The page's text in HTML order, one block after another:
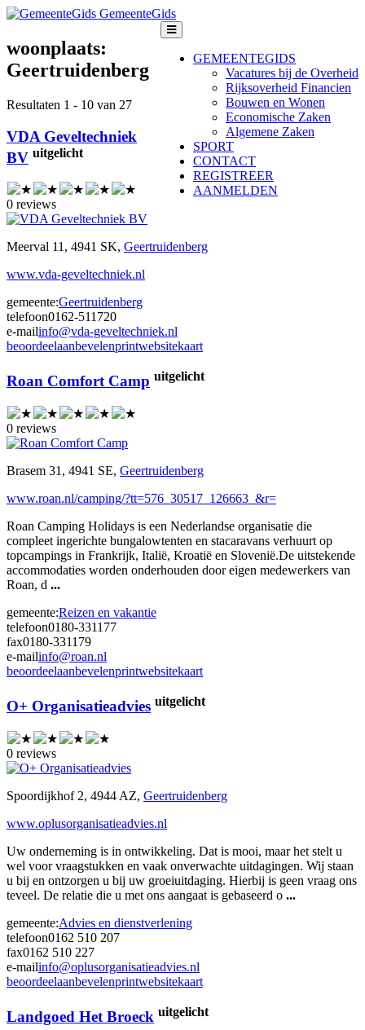
GemeenteGids
GEMEENTEGIDS
Vacatures bij de Overheid
Rijksoverheid Financien
Bouwen en Wonen
Economische Zaken
Algemene Zaken
SPORT
CONTACT
REGISTREER
AANMELDEN
woonplaats:
Geertruidenberg
Resultaten 1 - 10 van 27
VDA Geveltechniek
BV uitgelicht
0 reviews
Meerval 11, 4941 SK, Geertruidenberg
www.vda-geveltechniek.nl
gemeente:Geertruidenberg
telefoon0162-511720
e-mailinfo@vda-geveltechniek.nl
beoordeelaanbevelenprintwebsitekaart
Roan Comfort Camp uitgelicht
0 reviews
Brasem 31, 4941 SE, Geertruidenberg
www.roan.nl/camping/?tt=576_30517_126663_&r=
Roan Camping Holidays is een Nederlandse organisatie die
compleet ingerichte bungalowtenten en stacaravans verhuurt op
topcampings in Frankrijk, Italië, Kroatië en Slovenië.De uitstekende
accommodaties worden onderhouden door eigen medewerkers van
Roan, d ...
gemeente:Reizen en vakantie
telefoon0180-331177
fax0180-331179
e-mailinfo@roan.nl
beoordeelaanbevelenprintwebsitekaart
O+ Organisatieadvies uitgelicht
0 reviews
Spoordijkhof 2, 4944 AZ, Geertruidenberg
www.oplusorganisatieadvies.nl
Uw onderneming is in ontwikkeling. Dat is mooi, maar het stelt u
wel voor vraagstukken en vaak onverwachte uitdagingen. Wij staan
u bij en ontzorgen u bij uw groeiuitdaging. Hierbij is geen vraag ons
teveel. De relatie die u met ons aangaat is gebaseerd o ...
gemeente:Advies en dienstverlening
telefoon0162 510 207
fax0162 510 227
e-mailinfo@oplusorganisatieadvies.nl
beoordeelaanbevelenprintwebsitekaart
Landgoed Het Broeck uitgelicht